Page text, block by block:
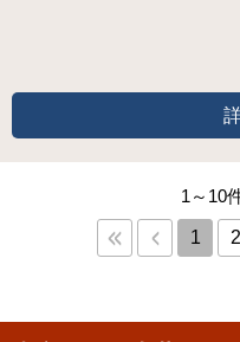
1～10
1 2